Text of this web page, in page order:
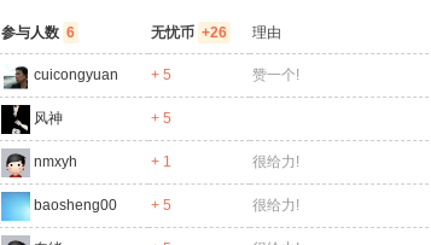
参与人数 6 无忧币 +26 理由
cuicongyuan + 5 赞一个!
风神 + 5
nmxyh + 1 很给力!
baosheng00 + 5 很给力!